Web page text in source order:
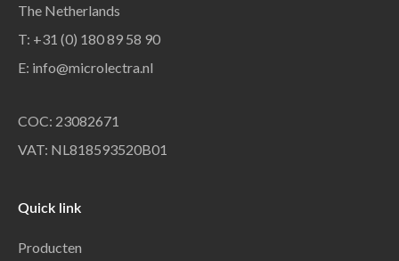
The Netherlands
T: +31 (0) 180 89 58 90
E: info@microlectra.nl
COC: 23082671
VAT: NL818593520B01
Quick link
Producten